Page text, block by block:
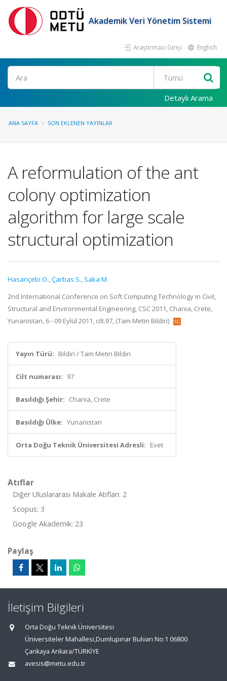
Akademik Veri Yönetim Sistemi
Araştırmacı Girişi English
Ara
Detaylı Arama
ANA SAYFA SON EKLENEN YAYINLAR
A reformulation of the ant
colony optimization
algorithm for large scale
structural optimization
Hasançebi O.,Çarbas S., Saka M.
2nd International Conference on Soft Computing Technology in Civil,
Structural and Environmental Engineering, CSC 2011, Chania, Crete,
Yunanistan, 6 - 09 Eylül 2011, cilt.97, (Tam Metin Bildiri)
Yayın Türü: Bildiri / Tam Metin Bildiri
Cilt numarası: 97
Basıldığı Şehir: Chania, Crete
Basıldığı Ülke: Yunanistan
Orta Doğu Teknik Üniversitesi Adresli: Evet
Atıflar
Diğer Uluslararası Makale Atıfları: 2
Scopus: 3
Google Akademik: 23
Paylaş
İletişim Bilgileri
Orta Doğu Teknik Üniversitesi
Üniversiteler Mahallesi,Dumlupınar Bulvarı No:1 06800
Çankaya Ankara/TÜRKİYE
avesis@metu.edu.tr